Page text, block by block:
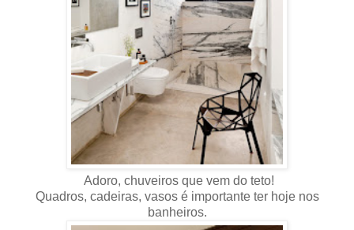
Adoro, chuveiros que vem do teto!
Quadros, cadeiras, vasos é importante ter hoje nos
banheiros.